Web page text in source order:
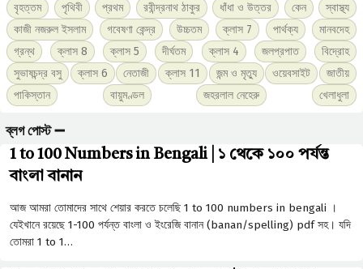
বৃহত্তম
পৃথিবী প্রথম রবীন্দ্রনাথ ঠাকুর ধাঁধা ও উত্তর কেন
স্বাস্থ্য
কাজী নজরুল ইসলাম
গবেষণা কেন্দ্র উচ্চতম ক্লাস 7 পার্থক্য
মানবদেহ
গ্রন্থ
ক্লাস 8 ক্লাস 5 দীর্ঘতম ক্লাস 4 জলপ্রপাত
বিদ্রোহ
সুভাষচন্দ্র বসু
ক্লাস 6 নেতাজী ক্লাস 11 জন্ম ও মৃত্যু ওয়েবসাইট
জাতীয়
পাকিস্তান
বায়ুমণ্ডল জহরলাল নেহেরু খেলাধুলা
ব্লগ পোস্ট ➖
1 to 100 Numbers in Bengali | ১ থেকে ১০০ পর্যন্ত
বাংলা বানান
আজ আমরা তোমাদের সাথে শেয়ার করতে চলেছি 1 to 100 numbers in bengali ।
যেইখানে রয়েছে 1-100 পর্যন্ত বাংলা ও ইংরেজি বানান (banan/spelling) pdf সহ। যদি
তোমরা 1 to 1…